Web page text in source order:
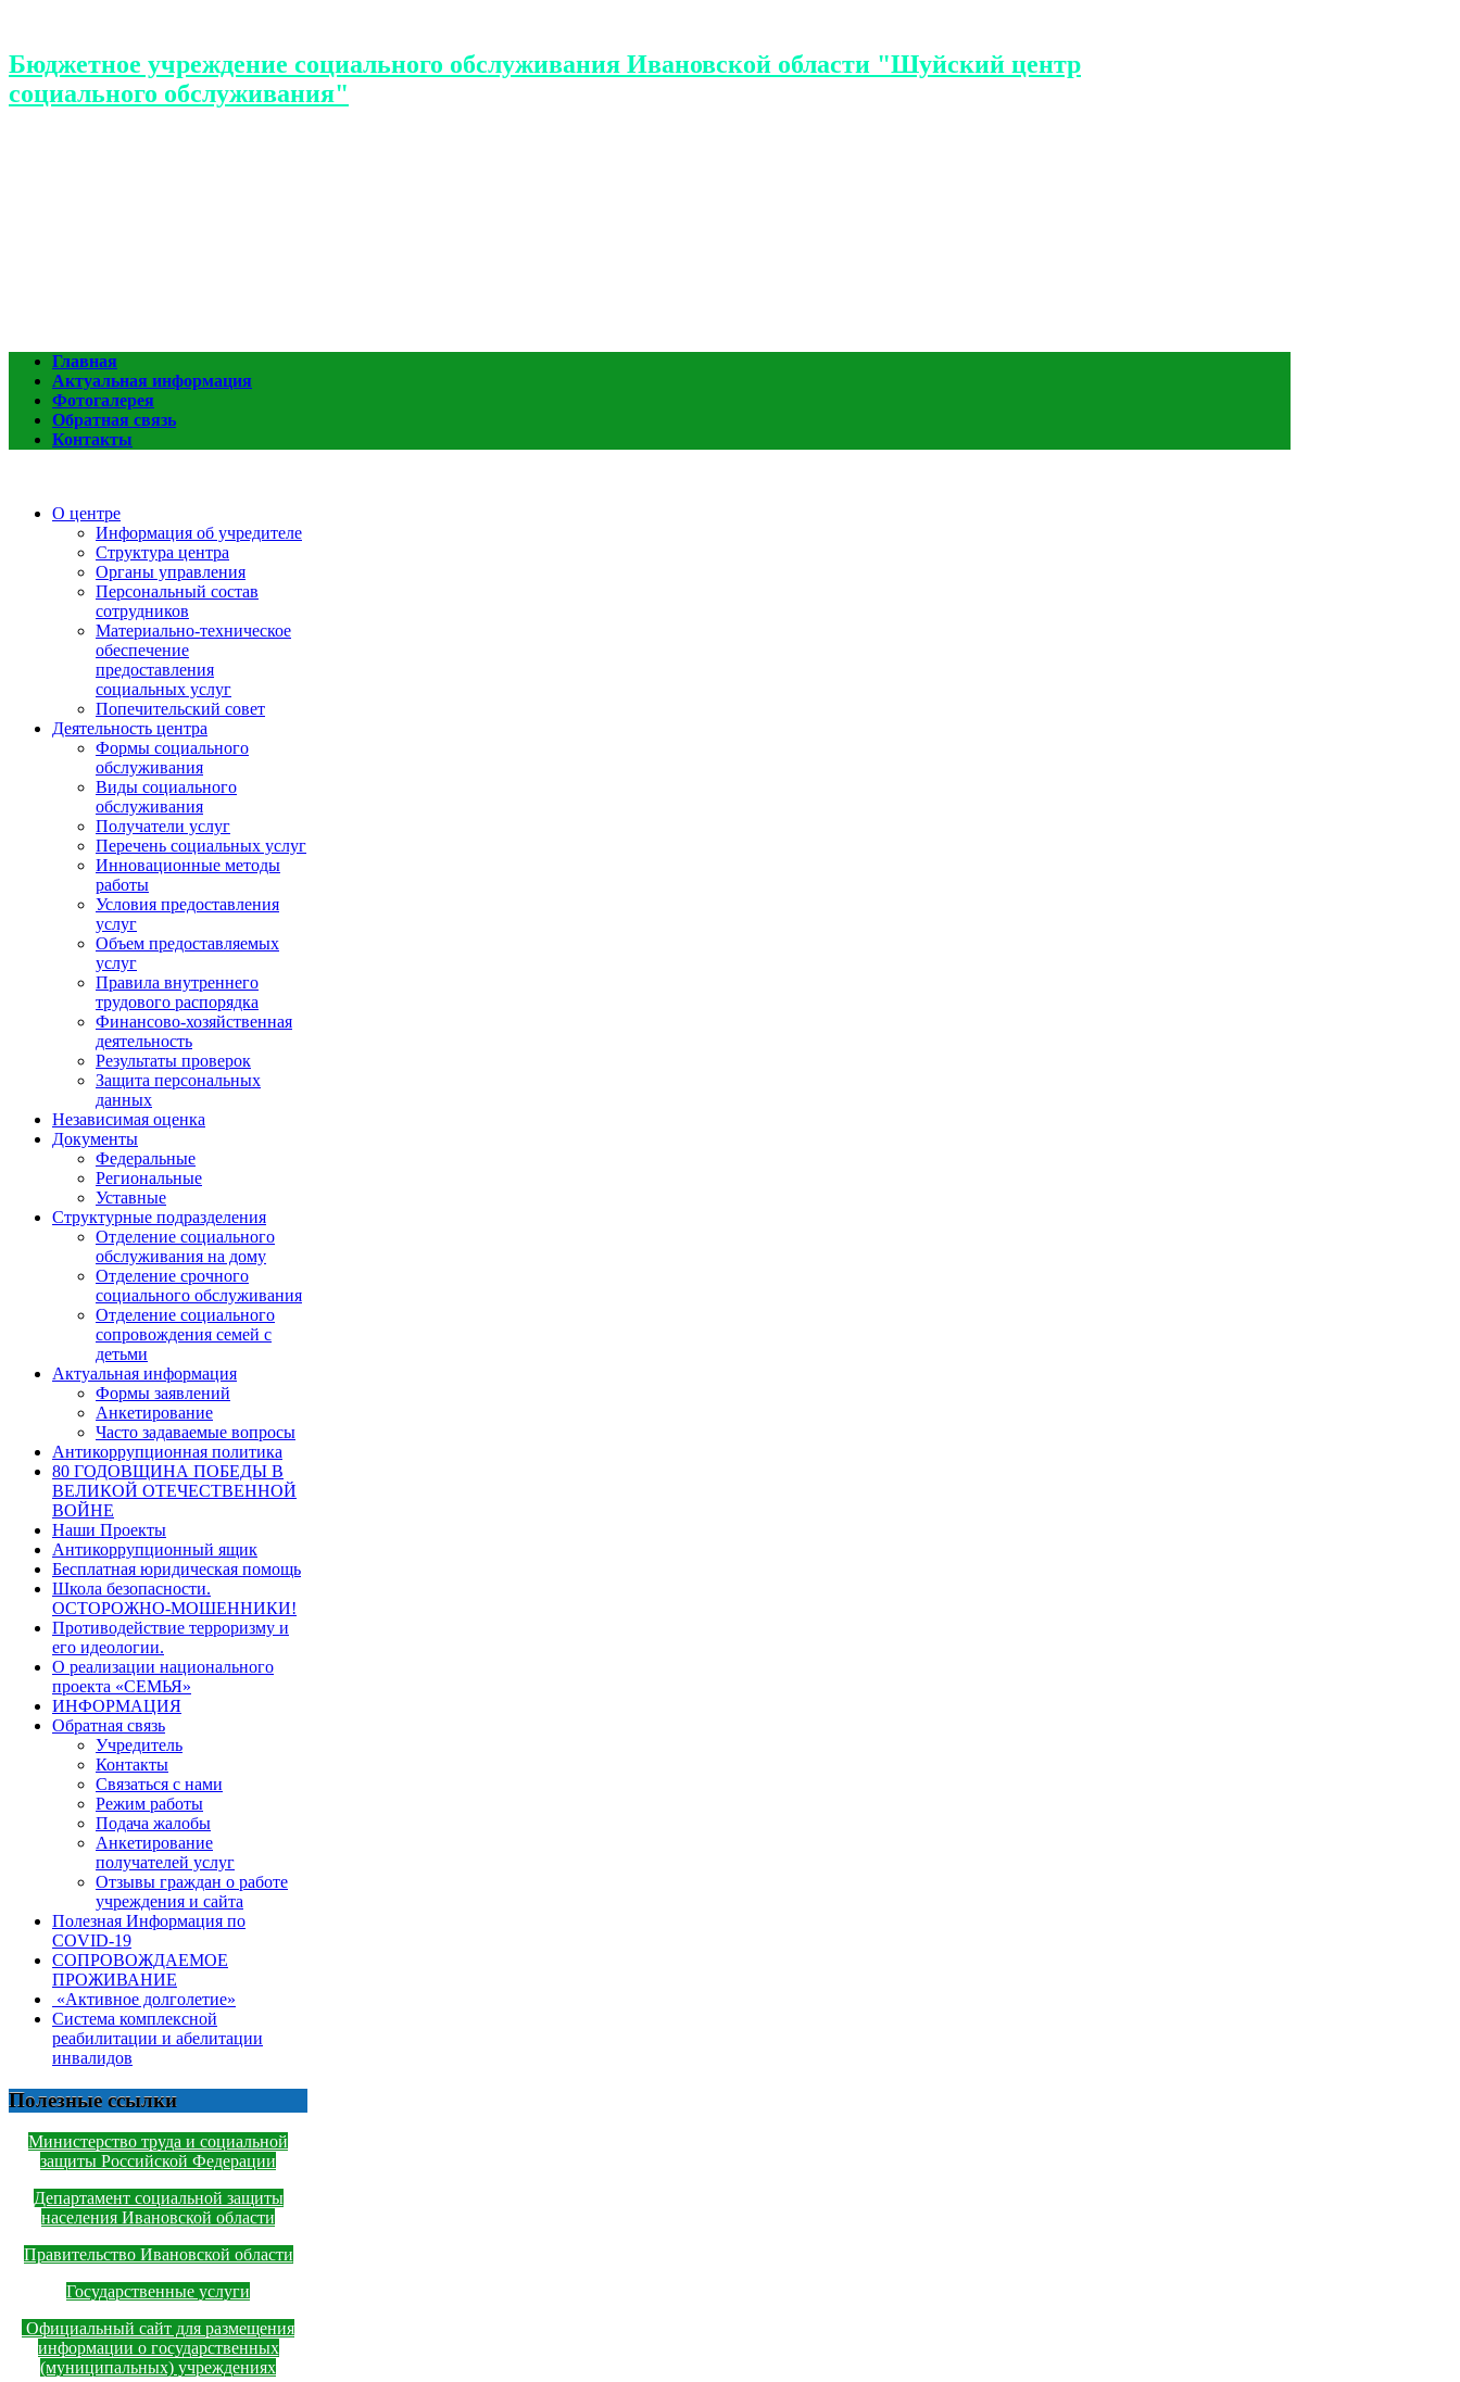
Бюджетное учреждение социального обслуживания Ивановской области "Шуйский центр
социального обслуживания"
Главная
Актуальная информация
Фотогалерея
Обратная связь
Контакты
О центре
Информация об учредителе
Структура центра
Органы управления
Персональный состав
сотрудников
Материально-техническое
обеспечение
предоставления
социальных услуг
Попечительский совет
Деятельность центра
Формы социального
обслуживания
Виды социального
обслуживания
Получатели услуг
Перечень социальных услуг
Инновационные методы
работы
Условия предоставления
услуг
Объем предоставляемых
услуг
Правила внутреннего
трудового распорядка
Финансово-хозяйственная
деятельность
Результаты проверок
Защита персональных
данных
Независимая оценка
Документы
Федеральные
Региональные
Уставные
Структурные подразделения
Отделение социального
обслуживания на дому
Отделение срочного
социального обслуживания
Отделение социального
сопровождения семей с
детьми
Актуальная информация
Формы заявлений
Анкетирование
Часто задаваемые вопросы
Антикоррупционная политика
80 ГОДОВЩИНА ПОБЕДЫ В
ВЕЛИКОЙ ОТЕЧЕСТВЕННОЙ
ВОЙНЕ
Наши Проекты
Антикоррупционный ящик
Бесплатная юридическая помощь
Школа безопасности.
ОСТОРОЖНО-МОШЕННИКИ!
Противодействие терроризму и
его идеологии.
О реализации национального
проекта «СЕМЬЯ»
ИНФОРМАЦИЯ
Обратная связь
Учредитель
Контакты
Связаться с нами
Режим работы
Подача жалобы
Анкетирование
получателей услуг
Отзывы граждан о работе
учреждения и сайта
Полезная Информация по
COVID-19
СОПРОВОЖДАЕМОЕ
ПРОЖИВАНИЕ
«Активное долголетие»
Система комплексной
реабилитации и абелитации
инвалидов
Полезные ссылки
Министерство труда и социальной
защиты Российской Федерации
Департамент социальной защиты
населения Ивановской области
Правительство Ивановской области
Государственные услуги
Официальный сайт для размещения
информации о государственных
(муниципальных) учреждениях